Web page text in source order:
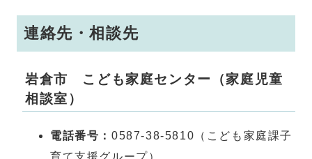
連絡先・相談先
岩倉市 こども家庭センター（家庭児童
相談室）
電話番号： 0587-38-5810（こども家庭課子
育て支援グループ）